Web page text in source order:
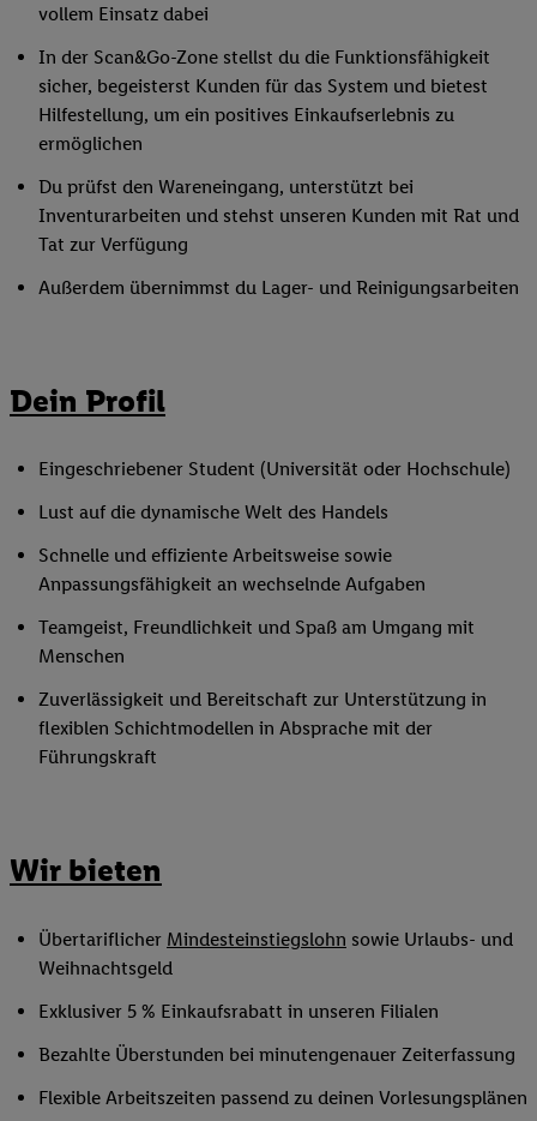
vollem Einsatz dabei
In der Scan&Go-Zone stellst du die Funktionsfähigkeit
sicher, begeisterst Kunden für das System und bietest
Hilfestellung, um ein positives Einkaufserlebnis zu
ermöglichen
Du prüfst den Wareneingang, unterstützt bei
Inventurarbeiten und stehst unseren Kunden mit Rat und
Tat zur Verfügung
Außerdem übernimmst du Lager- und Reinigungsarbeiten
Dein Profil
Eingeschriebener Student (Universität oder Hochschule)
Lust auf die dynamische Welt des Handels
Schnelle und effiziente Arbeitsweise sowie
Anpassungsfähigkeit an wechselnde Aufgaben
Teamgeist, Freundlichkeit und Spaß am Umgang mit
Menschen
Zuverlässigkeit und Bereitschaft zur Unterstützung in
flexiblen Schichtmodellen in Absprache mit der
Führungskraft
Wir bieten
Übertariflicher Mindesteinstiegslohn sowie Urlaubs- und
Weihnachtsgeld
Exklusiver 5 % Einkaufsrabatt in unseren Filialen
Bezahlte Überstunden bei minutengenauer Zeiterfassung
Flexible Arbeitszeiten passend zu deinen Vorlesungsplänen